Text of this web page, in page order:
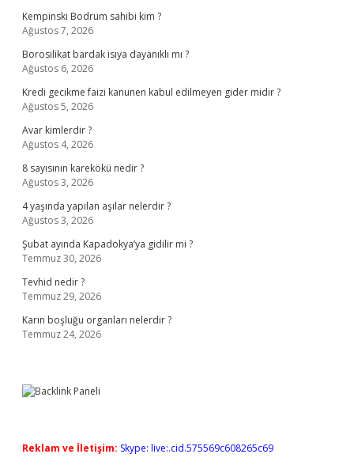
Kempinski Bodrum sahibi kim ?
Ağustos 7, 2026
Borosilikat bardak isıya dayanıklı mı ?
Ağustos 6, 2026
Kredi gecikme faizi kanunen kabul edilmeyen gider midir ?
Ağustos 5, 2026
Avar kimlerdir ?
Ağustos 4, 2026
8 sayısının karekökü nedir ?
Ağustos 3, 2026
4 yaşında yapılan aşılar nelerdir ?
Ağustos 3, 2026
Şubat ayında Kapadokya’ya gidilir mi ?
Temmuz 30, 2026
Tevhid nedir ?
Temmuz 29, 2026
Karın boşluğu organları nelerdir ?
Temmuz 24, 2026
Reklam ve İletişim: Skype: live:.cid.575569c608265c69